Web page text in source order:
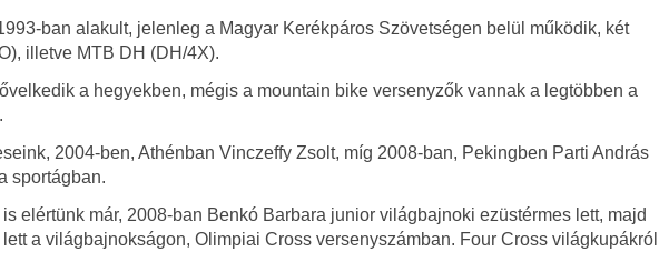
ban alakult, jelenleg a Magyar Kerékpáros Szövetségen belül működik, két
illetve MTB DH (DH/4X).
a hegyekben, mégis a mountain bike versenyzők vannak a legtöbben a
2004-ben, Athénban Vinczeffy Zsolt, míg 2008-ban, Pekingben Parti András
sportágban.
elértünk már, 2008-ban Benkó Barbara junior világbajnoki ezüstérmes lett, majd
a világbajnokságon, Olimpiai Cross versenyszámban. Four Cross világkupákról